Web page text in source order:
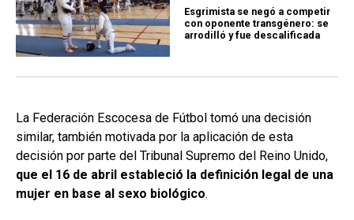
Esgrimista se negó a competir
con oponente transgénero: se
arrodilló y fue descalificada
La Federación Escocesa de Fútbol tomó una decisión
similar, también motivada por la aplicación de esta
decisión por parte del Tribunal Supremo del Reino Unido,
que el 16 de abril estableció la definición legal de una
mujer en base al sexo biológico.